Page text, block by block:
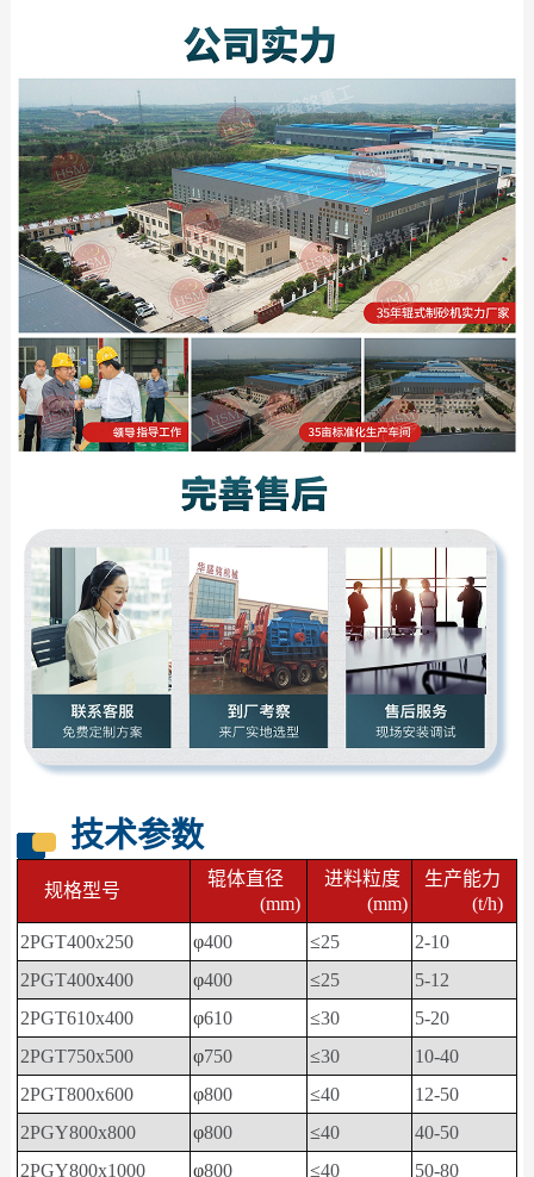
技术参数
规格型号
辊体直径
(mm)
进料粒度
(mm)
生产能力
(t/h)
2PGT400x250
φ400 ≤25
2-10
2PGT400x400 φ400 ≤25
5-12
2PGT610x400
φ610 ≤30
5-20
2PGT750x500
φ750 ≤30
10-40
2PGT800x600
φ800 ≤40
12-50
2PGY800x800
φ800 ≤40
40-50
2PGY800x1000
φ800 ≤40
50-80